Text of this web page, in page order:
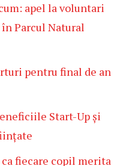
apel la voluntari
Parcul Natural
pentru final de an
Start-Up și
ca fiecare copil merita